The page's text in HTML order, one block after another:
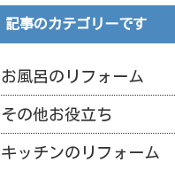
記事のカテゴリーです
お風呂のリフォーム
その他お役立ち
キッチンのリフォーム